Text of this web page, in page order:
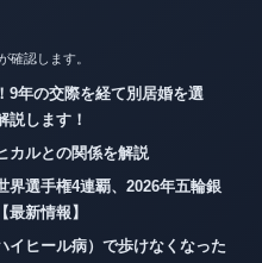
確認します。
9年の交際を経て別居婚を選
説します！
カルとの関係を解説
界選手権4連覇、2026年五輪銀
新情報】
イヒール病）で歩けなくなった